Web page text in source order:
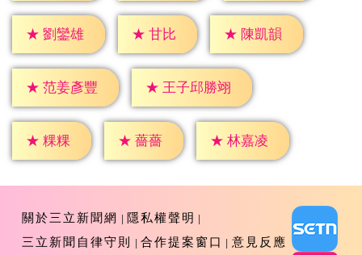
★ 劉鑾雄 ★ 甘比 ★ 陳凱韻
★ 范姜彥豐 ★ 王子邱勝翊
★ 粿粿 ★ 薔薔 ★ 林嘉凌
關於三立新聞網
隱私權聲明
三立新聞自律守則
合作提案窗口 意見反應